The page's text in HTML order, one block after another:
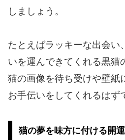
しましょう。
たとえばラッキーな出会い
いを運んできてくれる黒猫
猫の画像を待ち受けや壁紙
お手伝いをしてくれるはず
猫の夢を味方に付ける開